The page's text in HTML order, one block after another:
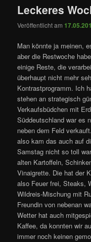
Leckeres
Veröffentlicht am
Man könnte ja meinen,
aber die Restwoche
einige Reste, die
überhaupt nicht mehr
Kontrastprogramm. Ich
stehen an strategisch
Verkaufsbüdchen mit
Süddeutschland war es
neben dem Feld
also kam das auch auf
Samstag nicht so toll
alten Kartoffeln,
Vinaigrette. Die hat der
also Feuer frei, Steaks,
Wildreis-Mischung mit
Freundin von nebenan
Wetter hat auch
Kaffee, da konnten wir
immer noch keinen